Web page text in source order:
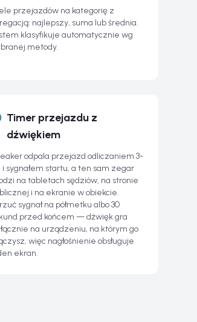
przejazdów na kategorię z
najlepszy, suma lub średnia.
klasyfikuje automatycznie wg
metody.
Timer przejazdu z
dźwiękiem
odpala przejazd odliczaniem 3-
i sygnałem startu, a ten sam zegar
na tabletach sędziów, na stronie
i na ekranie w obiekcie.
sygnał na półmetku albo 30
przed końcem — dźwięk gra
na urządzeniu, na którym go
więc nagłośnienie obsługuje
ekran.